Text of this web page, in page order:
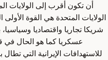
أن تكون أقرب إلى الولايات
الولايات المتحدة هي القوة
شريكا تجاريا واقتصاديا
عسكريا كما هو الحال
للاستهدافات الإيرانية التي